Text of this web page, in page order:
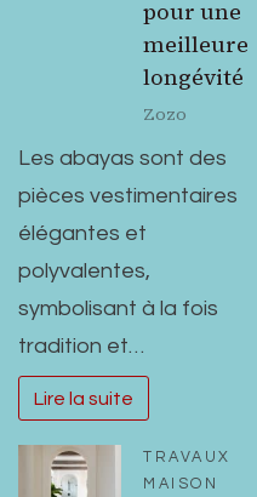
pour une
meilleure
longévité
Zozo
Les abayas sont des
pièces vestimentaires
élégantes et
polyvalentes,
symbolisant à la fois
tradition et…
Lire la suite
TRAVAUX
MAISON